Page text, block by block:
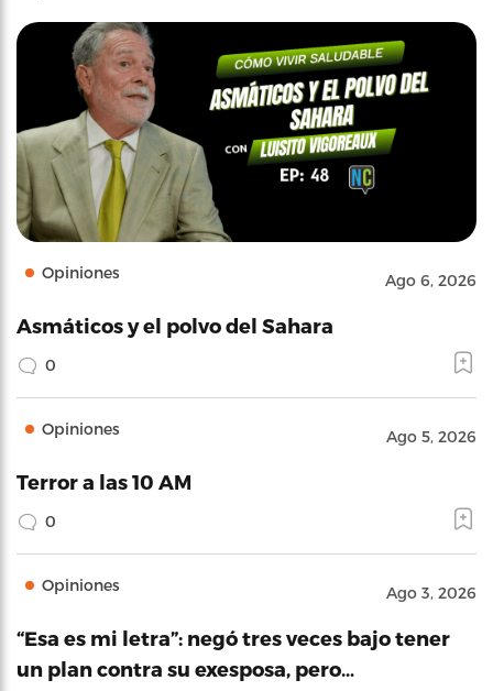
Opiniones Ago 6, 2026
Asmáticos y el polvo del Sahara
0
Opiniones Ago 5, 2026
Terror a las 10 AM
0
Opiniones Ago 3, 2026
“Esa es mi letra”: negó tres veces bajo tener
un plan contra su exesposa, pero…